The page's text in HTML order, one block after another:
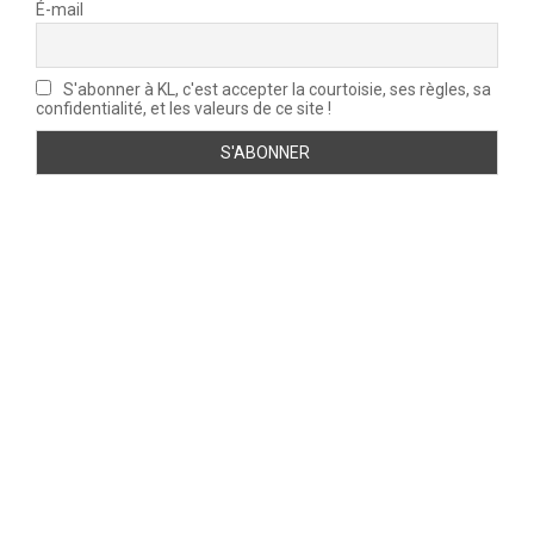
É-mail
S'abonner à KL, c'est accepter la courtoisie, ses règles, sa
confidentialité, et les valeurs de ce site !